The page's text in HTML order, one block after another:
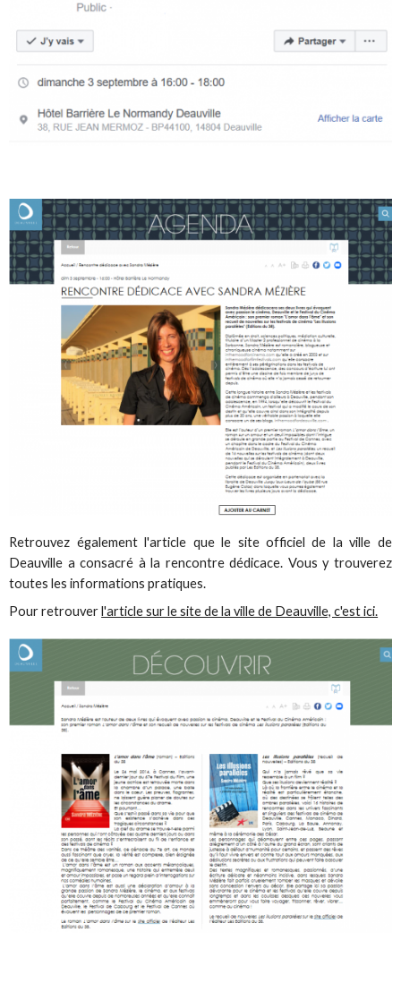
Retrouvez également l'article que le site officiel de la ville de
Deauville a consacré à la rencontre dédicace. Vous y trouverez
toutes les informations pratiques.
Pour retrouverl'article sur le site de la ville de Deauville, c'est ici.